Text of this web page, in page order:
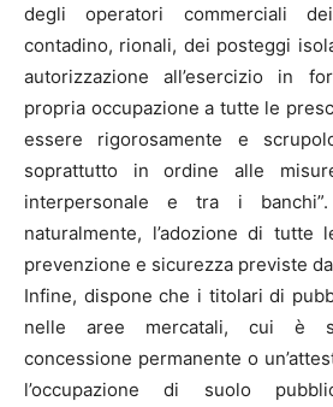
degli operatori commerciali
contadino, rionali, dei posteggi
autorizzazione all’esercizio in
propria occupazione a tutte le
essere rigorosamente e
soprattutto in ordine alle
interpersonale e tra i banchi”.
naturalmente, l’adozione di tutte
prevenzione e sicurezza previste
Infine, dispone che i titolari di
nelle aree mercatali, cui è
concessione permanente o
l’occupazione di suolo